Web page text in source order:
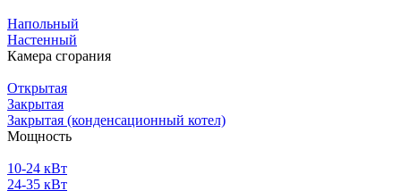
Напольный
Настенный
Камера сгорания
Открытая
Закрытая
Закрытая (конденсационный котел)
Мощность
10-24 кВт
24-35 кВт